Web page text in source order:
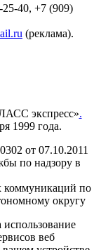
40, +7 (909)
(реклама).
экспресс».
1999 года.
от 07.10.2011
по надзору в
коммуникаций по
округу
веб